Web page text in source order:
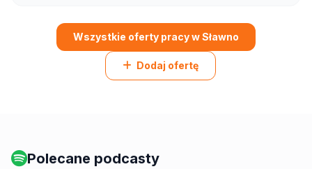
Wszystkie oferty pracy w Sławno
Dodaj ofertę
Polecane podcasty